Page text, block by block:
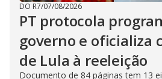
DO R7/07/08/2026
PT protocola
governo e oficializa
de Lula à reeleição
Documento de 84 páginas tem 13